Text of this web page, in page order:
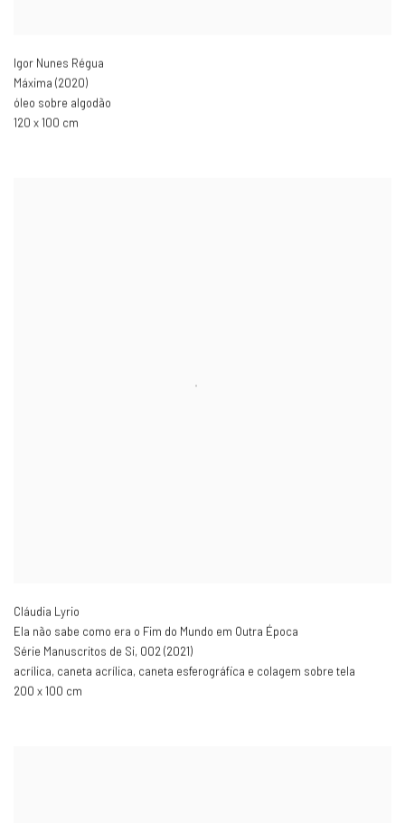
Igor Nunes Régua
Máxima (2020)
óleo sobre algodão
120 x 100 cm
Cláudia Lyrio
Ela não sabe como era o Fim do Mundo em Outra Época
Série Manuscritos de Si, 002 (2021)
acrílica, caneta acrílica, caneta esferográfica e colagem sobre tela
200 x 100 cm